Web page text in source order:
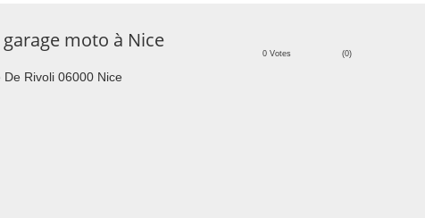
garage moto à Nice
0 Votes (0)
De Rivoli 06000 Nice